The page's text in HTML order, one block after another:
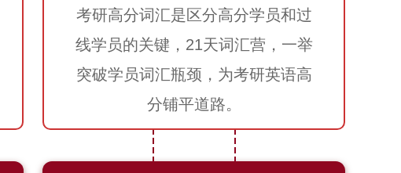
考研高分词汇是区分高分学员和过
线学员的关键，21天词汇营，一举
突破学员词汇瓶颈，为考研英语高
分铺平道路。